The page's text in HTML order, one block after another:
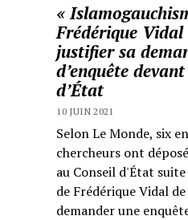
«
Frédérique
justifier sa
d’enquête
d’État
10 JUIN 2021
Selon Le Monde, six
chercheurs ont
au Conseil d'État
de Frédérique Vidal
demander une